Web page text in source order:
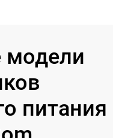
модели
питания